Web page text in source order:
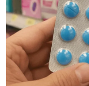
menampung
Ahmad Zailani
bukan sahaja
petani, malah
meningkatkan
secara meluas.